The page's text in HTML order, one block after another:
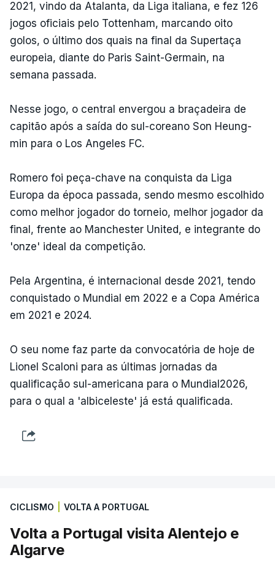
2021, vindo da Atalanta, da Liga italiana, e fez 126
jogos oficiais pelo Tottenham, marcando oito
golos, o último dos quais na final da Supertaça
europeia, diante do Paris Saint-Germain, na
semana passada.
Nesse jogo, o central envergou a braçadeira de
capitão após a saída do sul-coreano Son Heung-
min para o Los Angeles FC.
Romero foi peça-chave na conquista da Liga
Europa da época passada, sendo mesmo escolhido
como melhor jogador do torneio, melhor jogador da
final, frente ao Manchester United, e integrante do
'onze' ideal da competição.
Pela Argentina, é internacional desde 2021, tendo
conquistado o Mundial em 2022 e a Copa América
em 2021 e 2024.
O seu nome faz parte da convocatória de hoje de
Lionel Scaloni para as últimas jornadas da
qualificação sul-americana para o Mundial2026,
para o qual a 'albiceleste' já está qualificada.
CICLISMO VOLTA A PORTUGAL
Volta a Portugal visita Alentejo e
Algarve